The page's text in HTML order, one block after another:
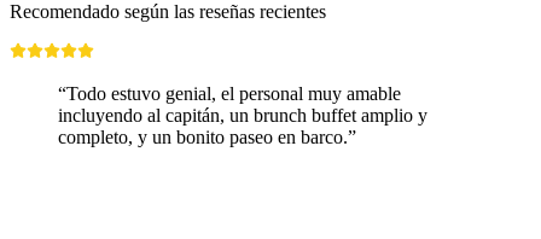
Recomendado según las reseñas recientes
“Todo estuvo genial, el personal muy amable
incluyendo al capitán, un brunch buffet amplio y
completo, y un bonito paseo en barco.”